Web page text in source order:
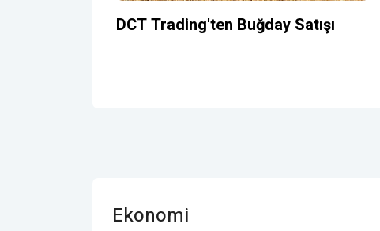
DCT Trading'ten Buğday Satışı
Ekonomi